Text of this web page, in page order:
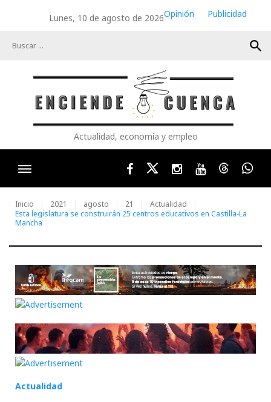
Lunes, 10 de agosto de 2026Opinión
Publicidad
search
Actualidad, economía y empleo
FacebookTwitterInstagram
YoutubeThreads
Inicio 2021 agosto 21
Actualidad
Esta legislatura se construirán 25 centros educativos en Castilla-La
Mancha
Actualidad